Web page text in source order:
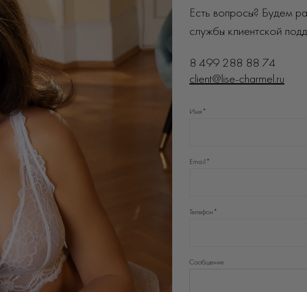
Есть вопросы? Будем
службы клиентской
8 499 288 88 74
client@lise-charmel.ru
Имя*
Email*
Телефон*
Сообщение